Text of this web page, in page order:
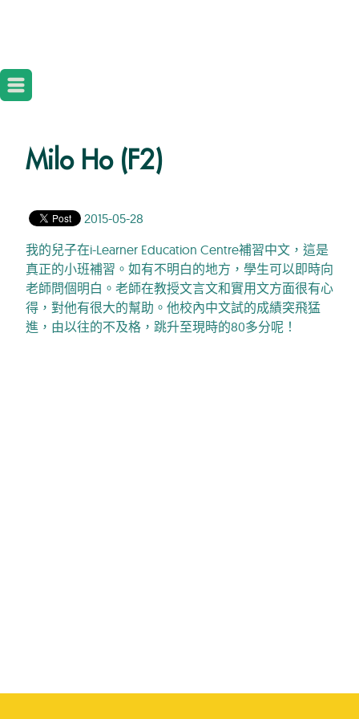
Milo Ho (F2)
2015-05-28
我的兒子在i-Learner Education Centre補習中文，這是
真正的小班補習。如有不明白的地方，學生可以即時向
老師問個明白。老師在教授文言文和實用文方面很有心
得，對他有很大的幫助。他校內中文試的成績突飛猛
進，由以往的不及格，跳升至現時的80多分呢！